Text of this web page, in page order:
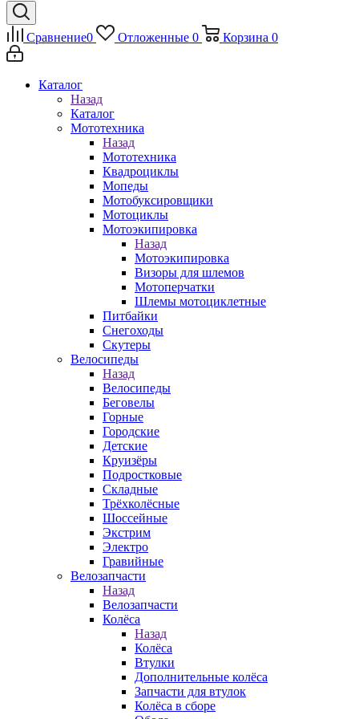
Сравнение0 Отложенные 0 Корзина 0
Каталог
Назад
Каталог
Мототехника
Назад
Мототехника
Квадроциклы
Мопеды
Мотобуксировщики
Мотоциклы
Мотоэкипировка
Назад
Мотоэкипировка
Визоры для шлемов
Мотоперчатки
Шлемы мотоциклетные
Питбайки
Снегоходы
Скутеры
Велосипеды
Назад
Велосипеды
Беговелы
Горные
Городские
Детские
Круизёры
Подростковые
Складные
Трёхколёсные
Шоссейные
Экстрим
Электро
Гравийные
Велозапчасти
Назад
Велозапчасти
Колёса
Назад
Колёса
Втулки
Дополнительные колёса
Запчасти для втулок
Колёса в сборе